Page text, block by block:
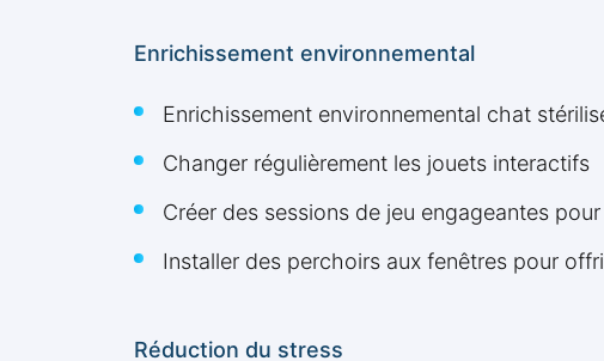
Enrichissement environnemental
Enrichissement environnemental chat
Changer régulièrement les jouets interactifs
Créer des sessions de jeu engageantes
Installer des perchoirs aux fenêtres pour
Réduction du stress